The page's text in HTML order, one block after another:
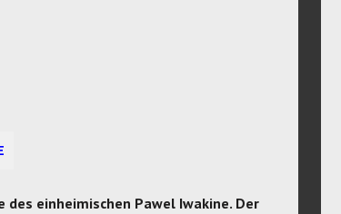
des einheimischen Pawel Iwakine. Der